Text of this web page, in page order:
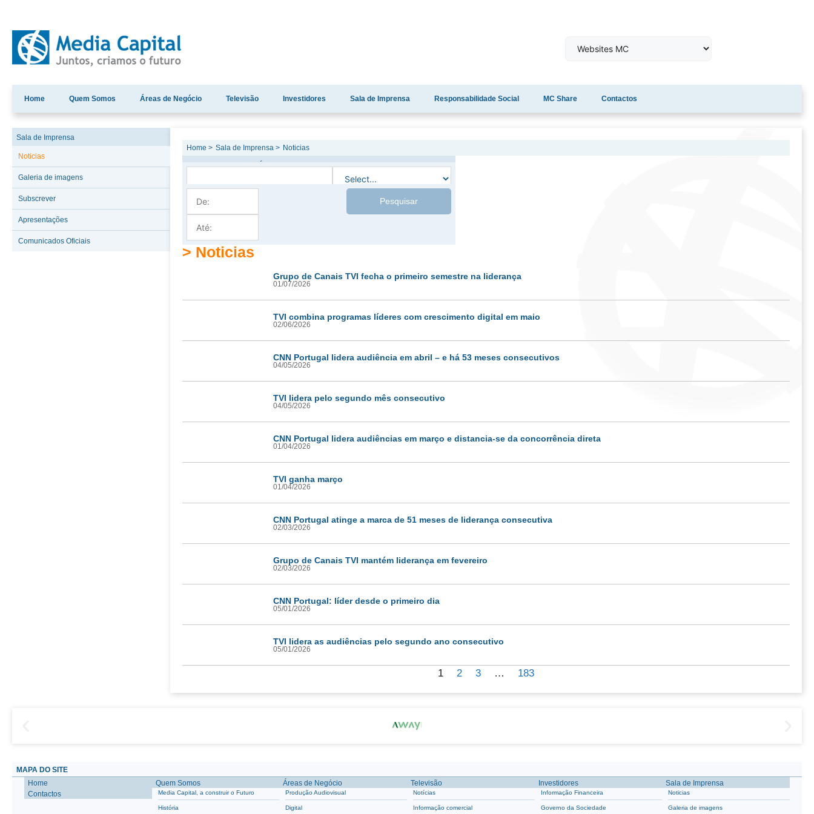
Home Quem Somos Áreas de Negócio Televisão Investidores Sala de Imprensa Responsabilidade Social MC Share Contactos
Sala de Imprensa
Noticias
Galeria de imagens
Subscrever
Apresentações
Comunicados Oficiais
Home > Sala de Imprensa > Noticias
PESQUISA DE NOTÍCIAS
Pesquisar
> Noticias
Grupo de Canais TVI fecha o primeiro semestre na liderança
01/07/2026
TVI combina programas líderes com crescimento digital em maio
02/06/2026
CNN Portugal lidera audiência em abril – e há 53 meses consecutivos
04/05/2026
TVI lidera pelo segundo mês consecutivo
04/05/2026
CNN Portugal lidera audiências em março e distancia-se da concorrência direta
01/04/2026
TVI ganha março
01/04/2026
CNN Portugal atinge a marca de 51 meses de liderança consecutiva
02/03/2026
Grupo de Canais TVI mantém liderança em fevereiro
02/03/2026
CNN Portugal: líder desde o primeiro dia
05/01/2026
TVI lidera as audiências pelo segundo ano consecutivo
05/01/2026
1 2 3 … 183
MAPA DO SITE
Home
Contactos
Quem Somos
Media Capital, a construir o Futuro
História
Áreas de Negócio
Produção Audiovisual
Digital
Televisão
Notícias
Informação comercial
Investidores
Informação Financeira
Governo da Sociedade
Sala de Imprensa
Noticias
Galeria de imagens